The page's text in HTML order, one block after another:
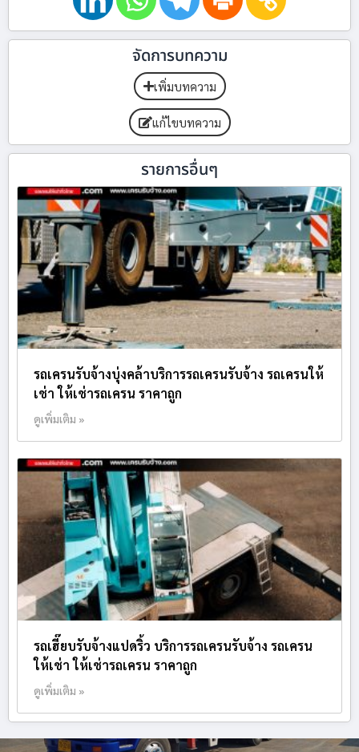
จัดการบทความ
เพิ่มบทความ
แก้ไขบทความ
รายการอื่นๆ
รถเครนรับจ้างบุ่งคล้าบริการรถเครนรับจ้าง รถเครนให้
เช่า ให้เช่ารถเครน ราคาถูก
ดูเพิ่มเติม »
รถเฮี๊ยบรับจ้างแปดริ้ว บริการรถเครนรับจ้าง รถเครน
ให้เช่า ให้เช่ารถเครน ราคาถูก
ดูเพิ่มเติม »